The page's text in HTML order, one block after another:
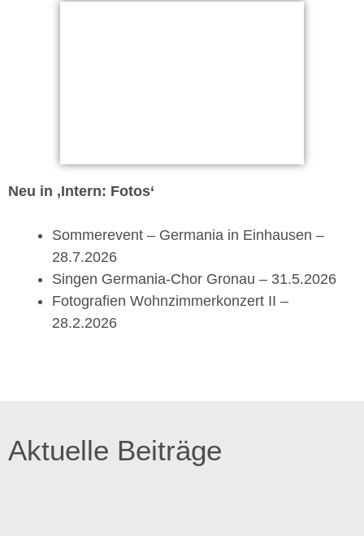
Neu in ‚Intern: Fotos‘
Sommerevent – Germania in Einhausen –
28.7.2026
Singen Germania-Chor Gronau – 31.5.2026
Fotografien Wohnzimmerkonzert II –
28.2.2026
Aktuelle Beiträge